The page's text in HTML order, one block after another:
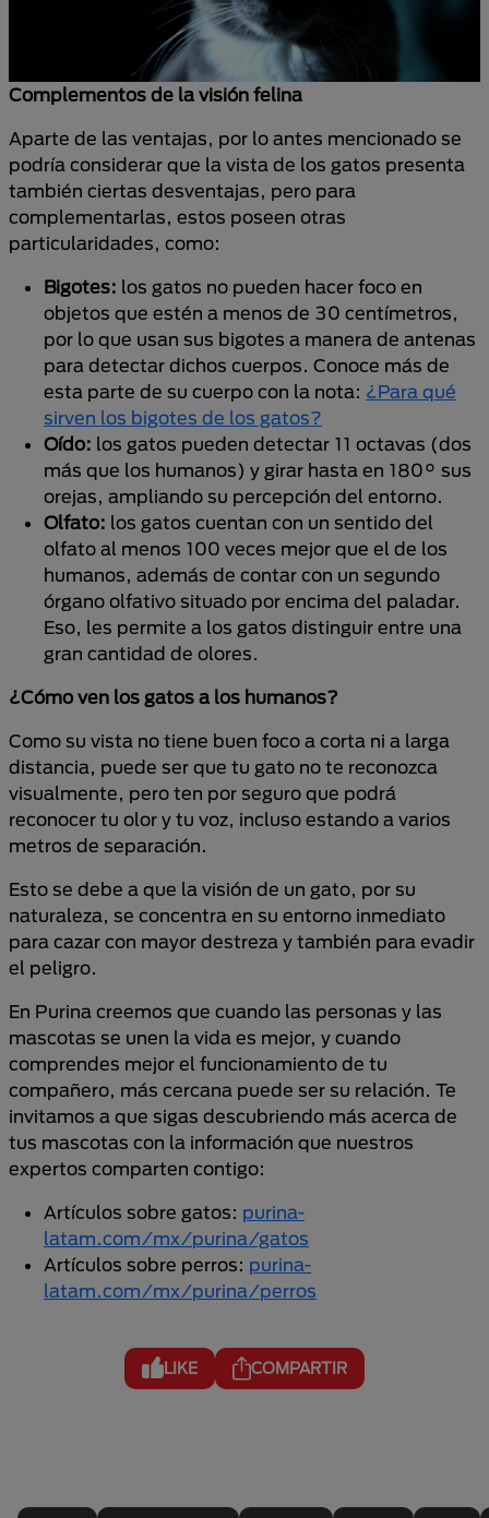
Complementos de la visión felina
Aparte de las ventajas, por lo antes mencionado se
podría considerar que la vista de los gatos presenta
también ciertas desventajas, pero para
complementarlas, estos poseen otras
particularidades, como:
Bigotes: los gatos no pueden hacer foco en
objetos que estén a menos de 30 centímetros,
por lo que usan sus bigotes a manera de antenas
para detectar dichos cuerpos. Conoce más de
esta parte de su cuerpo con la nota: ¿Para qué
sirven los bigotes de los gatos?
Oído: los gatos pueden detectar 11 octavas (dos
más que los humanos) y girar hasta en 180° sus
orejas, ampliando su percepción del entorno.
Olfato: los gatos cuentan con un sentido del
olfato al menos 100 veces mejor que el de los
humanos, además de contar con un segundo
órgano olfativo situado por encima del paladar.
Eso, les permite a los gatos distinguir entre una
gran cantidad de olores.
¿Cómo ven los gatos a los humanos?
Como su vista no tiene buen foco a corta ni a larga
distancia, puede ser que tu gato no te reconozca
visualmente, pero ten por seguro que podrá
reconocer tu olor y tu voz, incluso estando a varios
metros de separación.
Esto se debe a que la visión de un gato, por su
naturaleza, se concentra en su entorno inmediato
para cazar con mayor destreza y también para evadir
el peligro.
En Purina creemos que cuando las personas y las
mascotas se unen la vida es mejor, y cuando
comprendes mejor el funcionamiento de tu
compañero, más cercana puede ser su relación. Te
invitamos a que sigas descubriendo más acerca de
tus mascotas con la información que nuestros
expertos comparten contigo:
Artículos sobre gatos: purina-
latam.com/mx/purina/gatos
Artículos sobre perros: purina-
latam.com/mx/purina/perros
LIKE COMPARTIR